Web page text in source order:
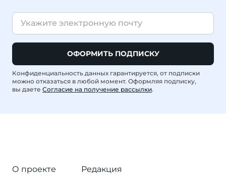
ОФОРМИТЬ ПОДПИСКУ
Конфиденциальность данных гарантируется, от подписки
можно отказаться в любой момент. Оформляя подписку,
вы даете Согласие на получение рассылки.
О проекте
Редакция